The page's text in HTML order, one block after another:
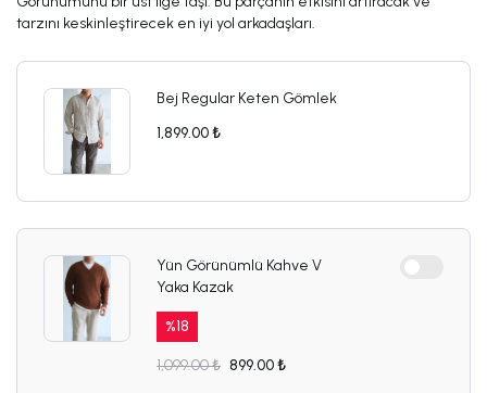
tarzını keskinleştirecek en iyi yol arkadaşları.
Bej Regular Keten Gömlek
1,899.00 ₺
Yün Görünümlü Kahve V
Yaka Kazak
%18
1,099.00 ₺ 899.00 ₺